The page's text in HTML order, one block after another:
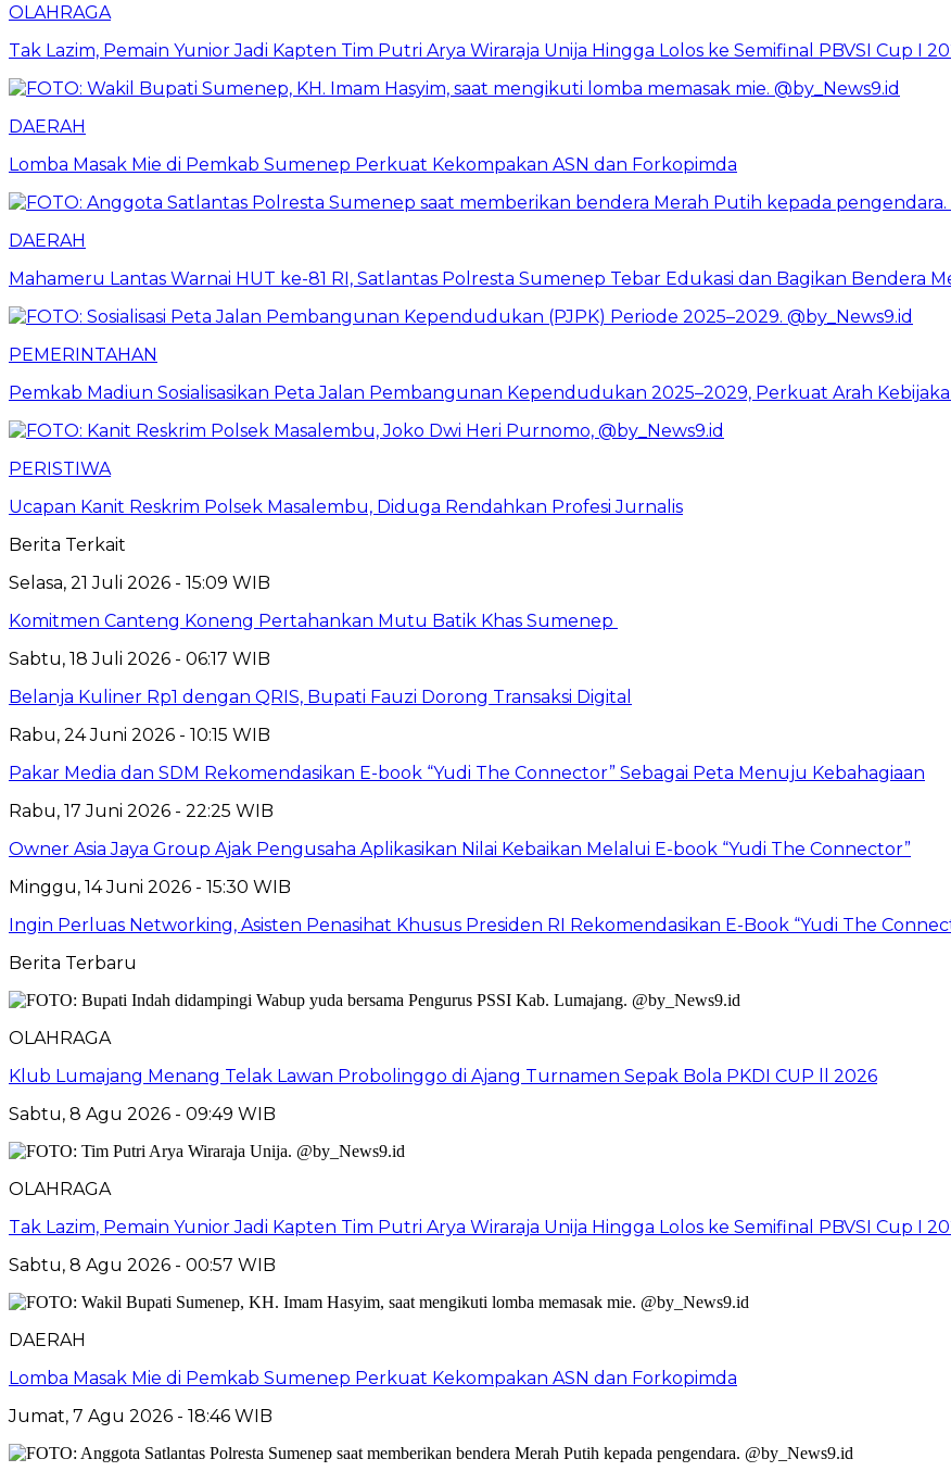
OLAHRAGA
Tak Lazim, Pemain Yunior Jadi Kapten Tim Putri Arya Wiraraja Unija Hingga Lolos ke Semifinal PBVSI Cup I
DAERAH
Lomba Masak Mie di Pemkab Sumenep Perkuat Kekompakan ASN dan Forkopimda
DAERAH
Mahameru Lantas Warnai HUT ke-81 RI, Satlantas Polresta Sumenep Tebar Edukasi dan Bagikan Bendera
PEMERINTAHAN
Pemkab Madiun Sosialisasikan Peta Jalan Pembangunan Kependudukan 2025–2029, Perkuat Arah
PERISTIWA
Ucapan Kanit Reskrim Polsek Masalembu, Diduga Rendahkan Profesi Jurnalis
Berita Terkait
Selasa, 21 Juli 2026 - 15:09 WIB
Komitmen Canteng Koneng Pertahankan Mutu Batik Khas Sumenep
Sabtu, 18 Juli 2026 - 06:17 WIB
Belanja Kuliner Rp1 dengan QRIS, Bupati Fauzi Dorong Transaksi Digital
Rabu, 24 Juni 2026 - 10:15 WIB
Pakar Media dan SDM Rekomendasikan E-book “Yudi The Connector” Sebagai Peta Menuju Kebahagiaan
Rabu, 17 Juni 2026 - 22:25 WIB
Owner Asia Jaya Group Ajak Pengusaha Aplikasikan Nilai Kebaikan Melalui E-book “Yudi The Connector”
Minggu, 14 Juni 2026 - 15:30 WIB
Ingin Perluas Networking, Asisten Penasihat Khusus Presiden RI Rekomendasikan E-Book “Yudi The
Berita Terbaru
OLAHRAGA
Klub Lumajang Menang Telak Lawan Probolinggo di Ajang Turnamen Sepak Bola PKDI CUP ll 2026
Sabtu, 8 Agu 2026 - 09:49 WIB
OLAHRAGA
Tak Lazim, Pemain Yunior Jadi Kapten Tim Putri Arya Wiraraja Unija Hingga Lolos ke Semifinal PBVSI Cup I
Sabtu, 8 Agu 2026 - 00:57 WIB
DAERAH
Lomba Masak Mie di Pemkab Sumenep Perkuat Kekompakan ASN dan Forkopimda
Jumat, 7 Agu 2026 - 18:46 WIB